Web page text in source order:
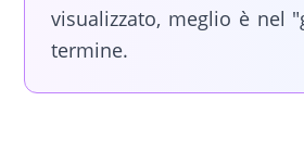
visualizzato, meglio è nel
termine.